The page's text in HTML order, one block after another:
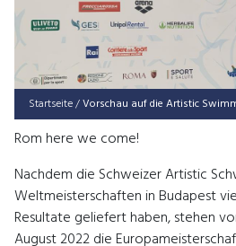
Startseite/Vor­schau auf die Artis­tic
Rom here we come!
Nachdem die Schweizer Artistic
Weltmeisterschaften in Budapest
Resultate geliefert haben, stehen
August 2022 die